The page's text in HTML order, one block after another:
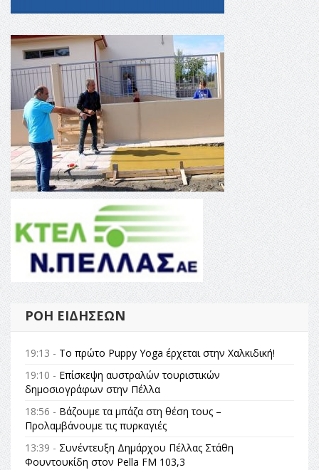
ΡΟΉ ΕΙΔΉΣΕΩΝ
19:13 - Το πρώτο Puppy Yoga έρχεται στην Χαλκιδική!
19:10 - Επίσκεψη αυστραλών τουριστικών
δημοσιογράφων στην Πέλλα
18:56 - Βάζουμε τα μπάζα στη θέση τους –
Προλαμβάνουμε τις πυρκαγιές
13:39 - Συνέντευξη Δημάρχου Πέλλας Στάθη
Φουντουκίδη στον Pella FM 103,3